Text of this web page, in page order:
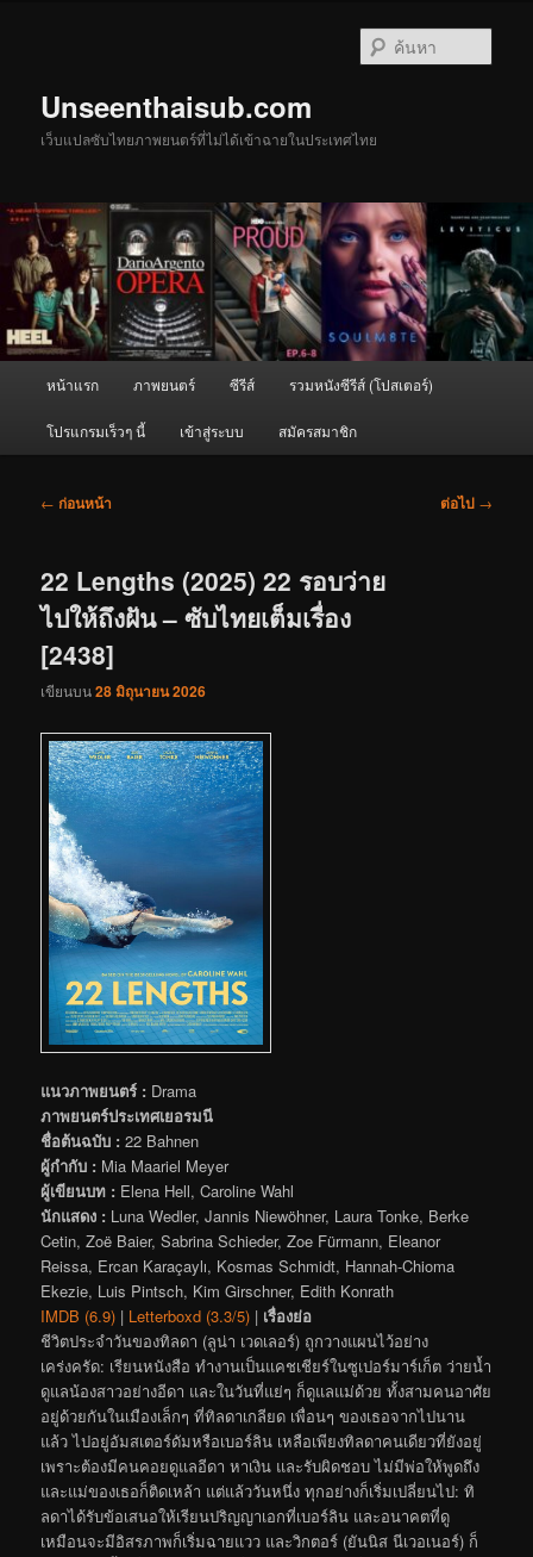
Unseenthaisub.com
เว็บแปลซับไทยภาพยนตร์ที่ไม่ได้เข้าฉายในประเทศไทย
หน้าแรก ภาพยนตร์ ซีรีส์ รวมหนังซีรีส์ (โปสเตอร์)
โปรแกรมเร็วๆ นี้ เข้าสู่ระบบ สมัครสมาชิก
เมนู
← ก่อนหน้า ต่อไป →
22 Lengths (2025) 22 รอบว่าย
ไปให้ถึงฝัน – ซับไทยเต็มเรื่อง
[2438]
เขียนบน28 มิถุนายน 2026
แนวภาพยนตร์ : Drama
ภาพยนตร์ประเทศเยอรมนี
ชื่อต้นฉบับ : 22 Bahnen
ผู้กำกับ : Mia Maariel Meyer
ผู้เขียนบท : Elena Hell, Caroline Wahl
นักแสดง : Luna Wedler, Jannis Niewöhner, Laura Tonke, Berke
Cetin, Zoë Baier, Sabrina Schieder, Zoe Fürmann, Eleanor
Reissa, Ercan Karaçaylı, Kosmas Schmidt, Hannah-Chioma
Ekezie, Luis Pintsch, Kim Girschner, Edith Konrath
IMDB (6.9) | Letterboxd (3.3/5) | เรื่องย่อ
ชีวิตประจำวันของทิลดา (ลูน่า เวดเลอร์) ถูกวางแผนไว้อย่าง
เคร่งครัด: เรียนหนังสือ ทำงานเป็นแคชเชียร์ในซูเปอร์มาร์เก็ต ว่ายน้ำ
ดูแลน้องสาวอย่างอีดา และในวันที่แย่ๆ ก็ดูแลแม่ด้วย ทั้งสามคนอาศัย
อยู่ด้วยกันในเมืองเล็กๆ ที่ทิลดาเกลียด เพื่อนๆ ของเธอจากไปนาน
แล้ว ไปอยู่อัมสเตอร์ดัมหรือเบอร์ลิน เหลือเพียงทิลดาคนเดียวที่ยังอยู่
เพราะต้องมีคนคอยดูแลอีดา หาเงิน และรับผิดชอบ ไม่มีพ่อให้พูดถึง
และแม่ของเธอก็ติดเหล้า แต่แล้ววันหนึ่ง ทุกอย่างก็เริ่มเปลี่ยนไป: ทิ
ลดาได้รับข้อเสนอให้เรียนปริญญาเอกที่เบอร์ลิน และอนาคตที่ดู
เหมือนจะมีอิสรภาพก็เริ่มฉายแวว และวิกตอร์ (ยันนิส นีเวอเนอร์) ก็